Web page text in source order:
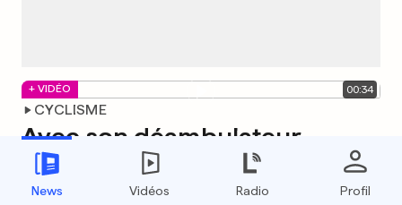
00:34
+ VIDÉO
CYCLISME
Avec son déambulateur
motorisé, elle provoque une
sacrée chute
News Vidéos Radio Profil